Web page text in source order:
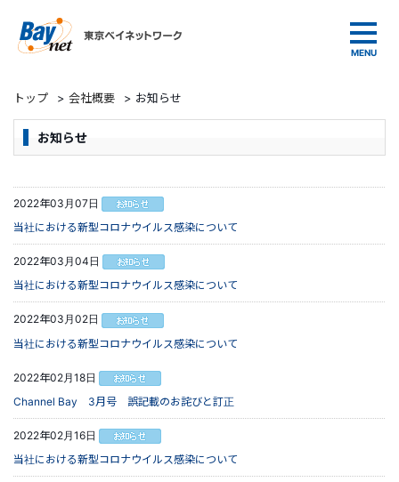
トップ > 会社概要 > お知らせ
お知らせ
2022年03月07日
当社における新型コロナウイルス感染について
2022年03月04日
当社における新型コロナウイルス感染について
2022年03月02日
当社における新型コロナウイルス感染について
2022年02月18日
Channel Bay 3月号 誤記載のお詫びと訂正
2022年02月16日
当社における新型コロナウイルス感染について